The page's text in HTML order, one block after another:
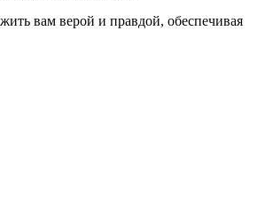
вам верой и правдой, обеспечивая